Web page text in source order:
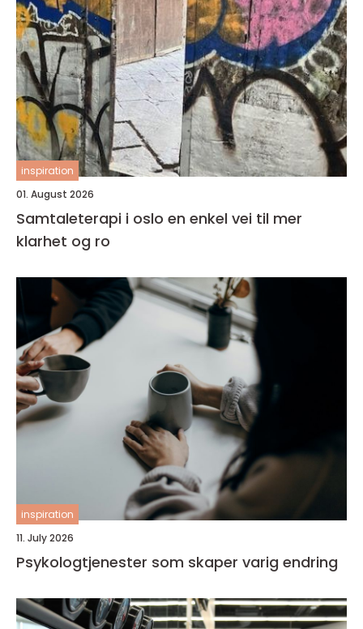
inspiration
01. August 2026
Samtaleterapi i oslo en enkel vei til mer
klarhet og ro
inspiration
11. July 2026
Psykologtjenester som skaper varig endring